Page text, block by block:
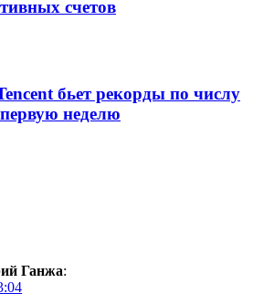
счетов
бьет рекорды по числу
неделю
Ганжа: